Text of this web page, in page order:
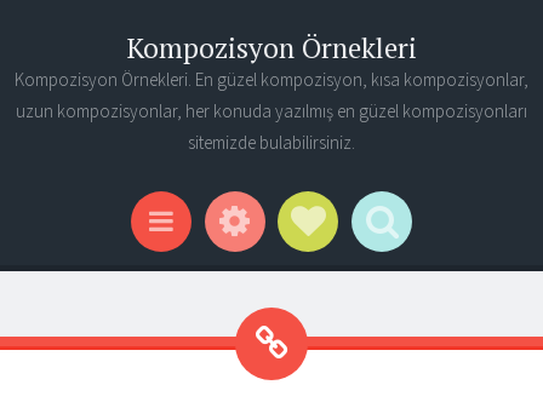
Kompozisyon Örnekleri
Kompozisyon Örnekleri. En güzel kompozisyon, kısa kompozisyonlar,
uzun kompozisyonlar, her konuda yazılmış en güzel kompozisyonları
sitemizde bulabilirsiniz.
Menu WidgetsSocial Links
Search